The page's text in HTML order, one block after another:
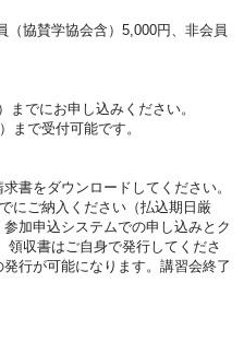
協賛学協会含）5,000円、非会員
でにお申し込みください。
まで受付可能です。
書をダウンロードしてください。
にご納入ください（払込期日厳
加申込システムでの申し込みとク
領収書はご自身で発行してくださ
行が可能になります。講習会終了